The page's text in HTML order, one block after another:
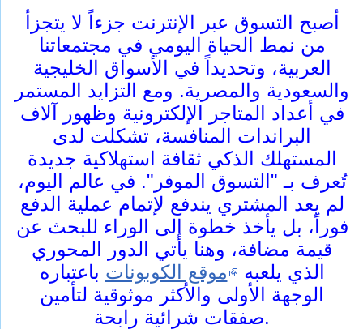
أصبح التسوق عبر الإنترنت جزءاً لا يتجزأ
من نمط الحياة اليومي في مجتمعاتنا
العربية، وتحديداً في الأسواق الخليجية
والسعودية والمصرية. ومع التزايد المستمر
في أعداد المتاجر الإلكترونية وظهور آلاف
البراندات المنافسة، تشكلت لدى
المستهلك الذكي ثقافة استهلاكية جديدة
تُعرف بـ "التسوق الموفر". في عالم اليوم،
لم يعد المشتري يندفع لإتمام عملية الدفع
فوراً، بل يأخذ خطوة إلى الوراء للبحث عن
قيمة مضافة، وهنا يأتي الدور المحوري
الذي يلعبه
موقع الكوبونات باعتباره
الوجهة الأولى والأكثر موثوقية لتأمين
صفقات شرائية رابحة.